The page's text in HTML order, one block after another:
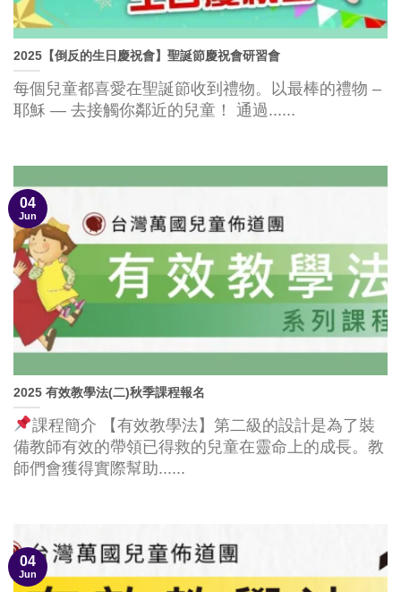
2025【倒反的生日慶祝會】聖誕節慶祝會研習會
每個兒童都喜愛在聖誕節收到禮物。以最棒的禮物 –
耶穌 — 去接觸你鄰近的兒童！ 通過......
2025 有效教學法(二)秋季課程報名
課程簡介 【有效教學法】第二級的設計是為了裝
備教師有效的帶領已得救的兒童在靈命上的成長。教
師們會獲得實際幫助......
04
Jun
04
Jun